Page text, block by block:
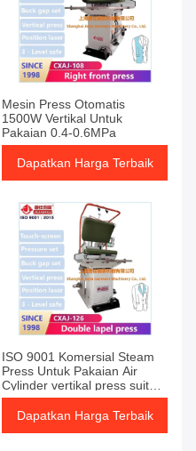
Mesin Press Otomatis
1500W Vertikal Untuk
Pakaian 0.4-0.6MPa
Dapatkan Harga Terbaik
ISO 9001 Komersial Steam
Press Untuk Pakaian Air
Cylinder vertikal press suit
mesin press sistem pemanas
uapDapatkan Harga Terbaik